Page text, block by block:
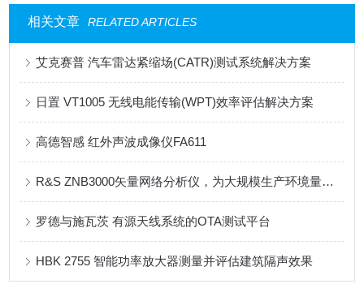
相关文章 RELATED ARTICLES
艾克赛普 汽车雷达紧缩场(CATR)测试系统解决方案
日置 VT1005 无线电能传输(WPT)效率评估解决方案
高德智感 红外声波成像仪FA611
R&S ZNB3000矢量网络分析仪，为大规模生产环境量身打造
罗德与施瓦茨 有源天线系统的OTA测试平台
HBK 2755 智能功率放大器测量并评估建筑隔声效果